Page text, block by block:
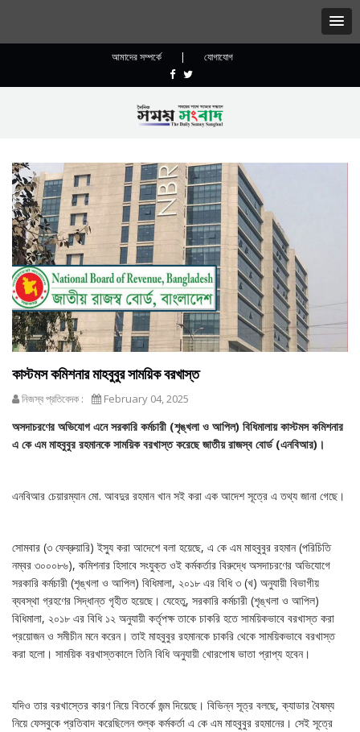
আমাদের সম্পর্কে | যোগাযোগ
কাস্টমস কমিশনার মাহবুবুর সাময়িক বরখাস্ত
নিজস্ব প্রতিবেদক : February 04, 2025
অসদাচরণের অভিযোগ এনে সরকারি কর্মচারী (শৃঙ্খলা ও আপিল) বিধিমালায় কাস্টমস কমিশনার
এ কে এম মাহবুবুর রহমানকে সাময়িক বরখাস্ত করেছে জাতীয় রাজস্ব বোর্ড (এনবিআর)।
এনবিআর চেয়ারম্যান মো. আবদুর রহমান খান সই করা এক আদেশ সূত্রে এ তথ্য জানা গেছে।
সোমবার (৩ ফেব্রুয়ারি) ইস্যু করা আদেশে বলা হয়েছে, এ কে এম মাহবুবুর রহমান (পরিচিতি
নম্বর ৩০০০৮৬), কমিশনার হিসাবে সংযুক্ত ওই কর্মকর্তার বিরুদ্ধে অসদাচরণের অভিযোগে
সরকারি কর্মচারী (শৃঙ্খলা ও আপিল) বিধিমালা, ২০১৮ এর বিধি ৩ (খ) অনুযায়ী বিভাগীয়
ব্যবস্থা গ্রহণের সিদ্ধান্ত গৃহীত হয়েছে। যেহেতু, সরকারি কর্মচারী (শৃঙ্খলা ও আপিল)
বিধিমালা, ২০১৮ এর বিধি ১২ অনুযায়ী কর্তৃপক্ষ তাকে চাকরি হতে সাময়িকভাবে বরখাস্ত করা
প্রয়োজন ও সমীচীন মনে করেন। তাই মাহবুবুর রহমানকে চাকরি থেকে সাময়িকভাবে বরখাস্ত
করা হলো। সাময়িক বরখাস্তকালে তিনি বিধি অনুযায়ী খোরপোষ ভাতা প্রাপ্য হবেন।
যদিও তার বরখাস্তের কারণ নিয়ে বিতর্কে জন্ম দিয়েছে। বিভিন্ন সূত্র বলছে, ক্যাডার বৈষম্য
নিয়ে ফেসবুকে প্রতিবাদ করেছিলেন শুল্ক কর্মকর্তা এ কে এম মাহবুবুর রহমানের। সেই সূত্রে